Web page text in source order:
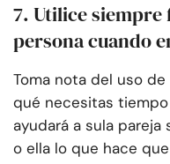
7. Utilice
persona cuando
Toma nota del uso
qué necesitas
ayudará a sula pareja
o ella lo que hace